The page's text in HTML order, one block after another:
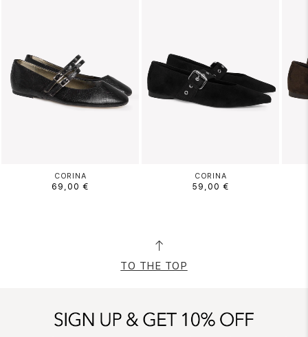
CORINA
69,00 €
CORINA
59,00 €
TO THE TOP